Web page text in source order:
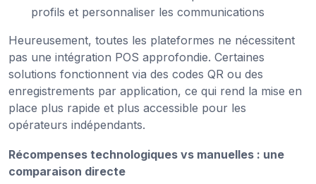
profils et personnaliser les communications
Heureusement, toutes les plateformes ne nécessitent
pas une intégration POS approfondie. Certaines
solutions fonctionnent via des codes QR ou des
enregistrements par application, ce qui rend la mise en
place plus rapide et plus accessible pour les
opérateurs indépendants.
Récompenses technologiques vs manuelles : une
comparaison directe